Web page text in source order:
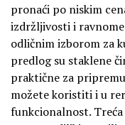
pronaći po niskim
izdržljivosti i
odličnim izborom za
predlog su staklene
praktične za
možete koristiti i u
funkcionalnost.